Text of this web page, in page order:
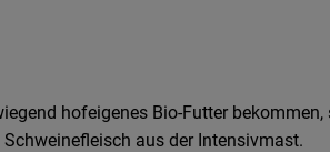
hofeigenes Bio-Futter
aus der Intensivmast.